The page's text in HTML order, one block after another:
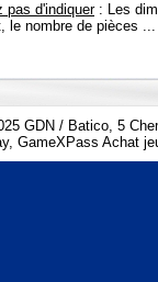
pas d'indiquer: Les
le nombre de pièces ...
GDN / Batico, 5
, GameXPass Achat